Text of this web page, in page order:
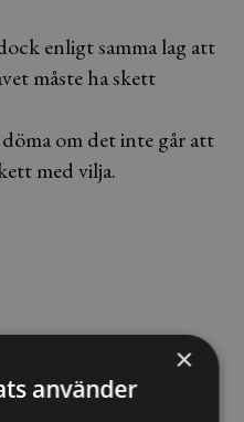
enligt samma lag att
måste ha skett
om det inte går att
med vilja.
Lexnova
×
använder